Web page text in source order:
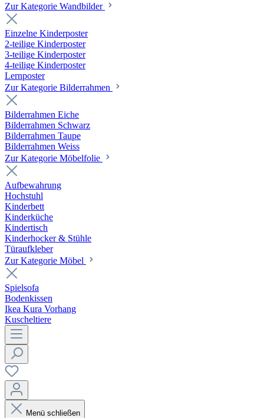
Zur Kategorie Wandbilder
Einzelne Kinderposter
2-teilige Kinderposter
3-teilige Kinderposter
4-teilige Kinderposter
Lernposter
Zur Kategorie Bilderrahmen
Bilderrahmen Eiche
Bilderrahmen Schwarz
Bilderrahmen Taupe
Bilderrahmen Weiss
Zur Kategorie Möbelfolie
Aufbewahrung
Hochstuhl
Kinderbett
Kinderküche
Kindertisch
Kinderhocker & Stühle
Türaufkleber
Zur Kategorie Möbel
Spielsofa
Bodenkissen
Ikea Kura Vorhang
Kuscheltiere
Menü schließen